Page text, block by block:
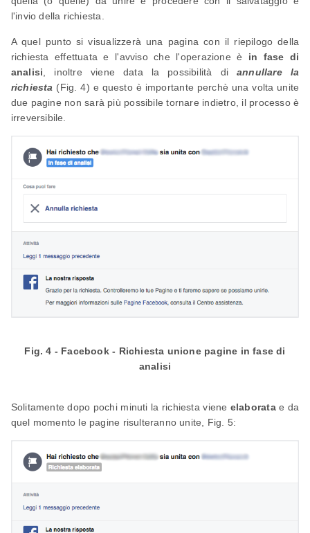
l'invio della richiesta.
A quel punto si visualizzerà una pagina con il riepilogo della
richiesta effettuata e l'avviso che l'operazione è in fase di
analisi, inoltre viene data la possibilità di annullare la
richiesta (Fig. 4) e questo è importante perchè una volta unite
due pagine non sarà più possibile tornare indietro, il processo è
irreversibile.
Fig. 4 - Facebook - Richiesta unione pagine in fase di
analisi
Solitamente dopo pochi minuti la richiesta viene elaboratae da
quel momento le pagine risulteranno unite, Fig. 5: